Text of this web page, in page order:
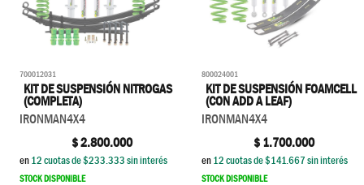
700012031
KIT DE SUSPENSIÓN NITROGAS
(COMPLETA)
IRONMAN4X4
$2.800.000
en12cuotas de $233.333sin interés
STOCK DISPONIBLE
800024001
KIT DE SUSPENSIÓN FOAMCELL
(CON ADD A LEAF)
IRONMAN4X4
$1.700.000
en12cuotas de $141.667sin interés
STOCK DISPONIBLE